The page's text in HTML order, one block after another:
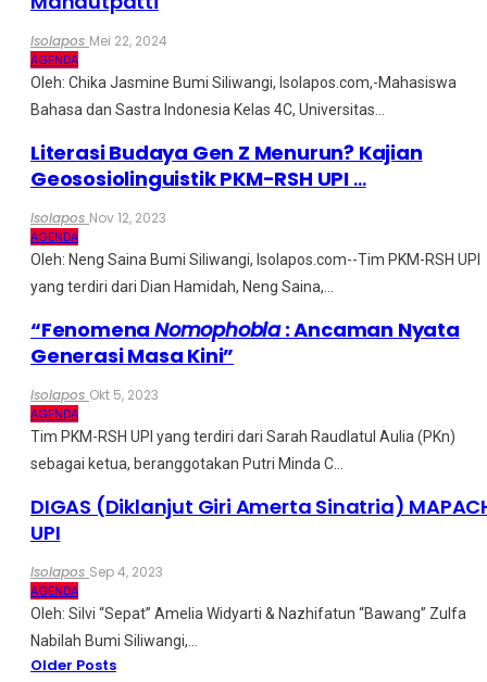
Isolapos Mei 22, 2024
AGENDA
Oleh: Chika Jasmine Bumi Siliwangi, Isolapos.com,-Mahasiswa
Bahasa dan Sastra Indonesia Kelas 4C, Universitas
Literasi Budaya Gen Z Menurun? Kajian
Geososiolinguistik PKM-RSH UPI …
Isolapos Nov 12, 2023
AGENDA
Oleh: Neng Saina Bumi Siliwangi, Isolapos.com--Tim PKM-RSH UPI
yang terdiri dari Dian Hamidah, Neng Saina,
“Fenomena Nomophobia: Ancaman Nyata
Generasi Masa Kini”
Isolapos Okt 5, 2023
AGENDA
Tim PKM-RSH UPI yang terdiri dari Sarah Raudlatul Aulia (PKn)
sebagai ketua, beranggotakan Putri Minda C
DIGAS (Diklanjut Giri Amerta Sinatria)
UPI
Isolapos Sep 4, 2023
AGENDA
Oleh: Silvi “Sepat” Amelia Widyarti & Nazhifatun “Bawang” Zulfa
Nabilah Bumi Siliwangi,
Older Posts